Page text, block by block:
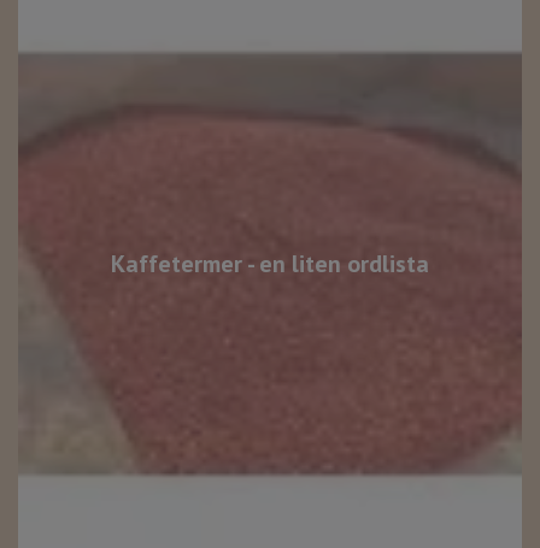
Kaffetermer - en liten ordlista